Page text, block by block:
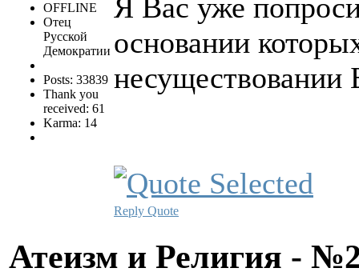
OFFLINE
Отец
Русской
Демократии
Posts: 33839
Thank you
received: 61
Karma: 14
Я Вас уже
основании
несуществовании
Reply Quote
Атеизм и Религия -